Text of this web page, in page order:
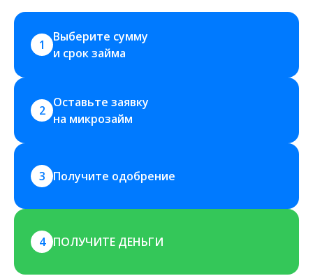
1
Выберите сумму
и срок займа
2
Оставьте заявку
на микрозайм
3 Получите одобрение
4 ПОЛУЧИТЕ ДЕНЬГИ